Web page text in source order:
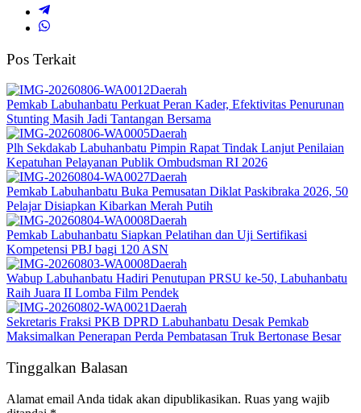
Pos Terkait
Daerah
Pemkab Labuhanbatu Perkuat Peran Kader, Efektivitas Penurunan
Stunting Masih Jadi Tantangan Bersama
Daerah
Plh Sekdakab Labuhanbatu Pimpin Rapat Tindak Lanjut Penilaian
Kepatuhan Pelayanan Publik Ombudsman RI 2026
Daerah
Pemkab Labuhanbatu Buka Pemusatan Diklat Paskibraka 2026, 50
Pelajar Disiapkan Kibarkan Merah Putih
Daerah
Pemkab Labuhanbatu Siapkan Pelatihan dan Uji Sertifikasi
Kompetensi PBJ bagi 120 ASN
Daerah
Wabup Labuhanbatu Hadiri Penutupan PRSU ke-50, Labuhanbatu
Raih Juara II Lomba Film Pendek
Daerah
Sekretaris Fraksi PKB DPRD Labuhanbatu Desak Pemkab
Maksimalkan Penerapan Perda Pembatasan Truk Bertonase Besar
Tinggalkan Balasan
Alamat email Anda tidak akan dipublikasikan. Ruas yang wajib